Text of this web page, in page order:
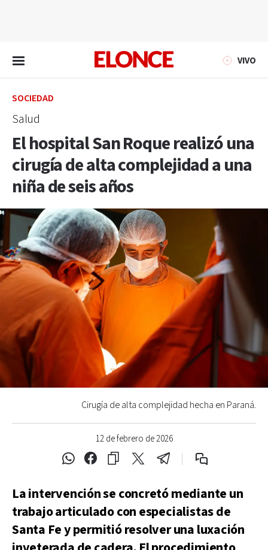
VIVO
SOCIEDAD
Salud
El hospital San Roque realizó una
cirugía de alta complejidad a una
niña de seis años
12 de febrero de 2026
Cirugía de alta complejidad hecha en Paraná.
La intervención se concretó mediante un
trabajo articulado con especialistas de
Santa Fe y permitió resolver una luxación